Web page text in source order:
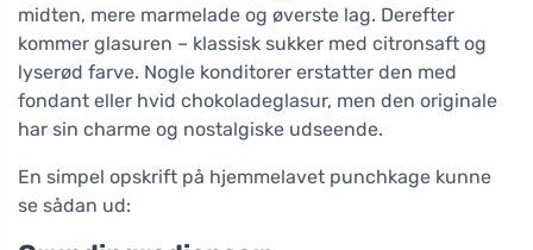
midten, mere marmelade og øverste lag. Derefter
kommer glasuren – klassisk sukker med citronsaft og
lyserød farve. Nogle konditorer erstatter den med
fondant eller hvid chokoladeglasur, men den originale
har sin charme og nostalgiske udseende.
En simpel opskrift på hjemmelavet punchkage kunne
se sådan ud: